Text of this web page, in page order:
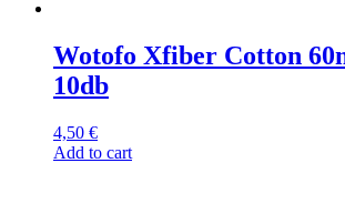
Wotofo Xfiber Cotton
10db
4,50 €
Add to cart